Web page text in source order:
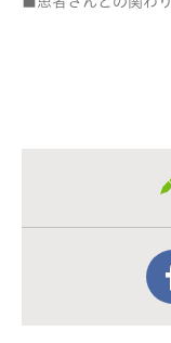
開